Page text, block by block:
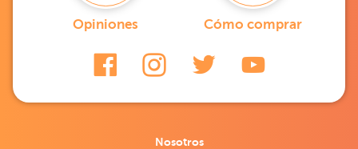
Opiniones Cómo comprar
Nosotros